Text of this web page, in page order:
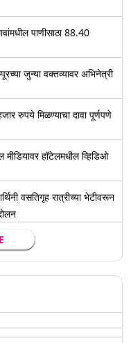
पाणीसाठा 88.40
जुन्या वक्तव्यावर अभिनेत्री
रुपये मिळण्याचा दावा पूर्णपणे
हॉटेलमधील व्हिडिओ
वसतिगृह रात्रीच्या भेटीवरून